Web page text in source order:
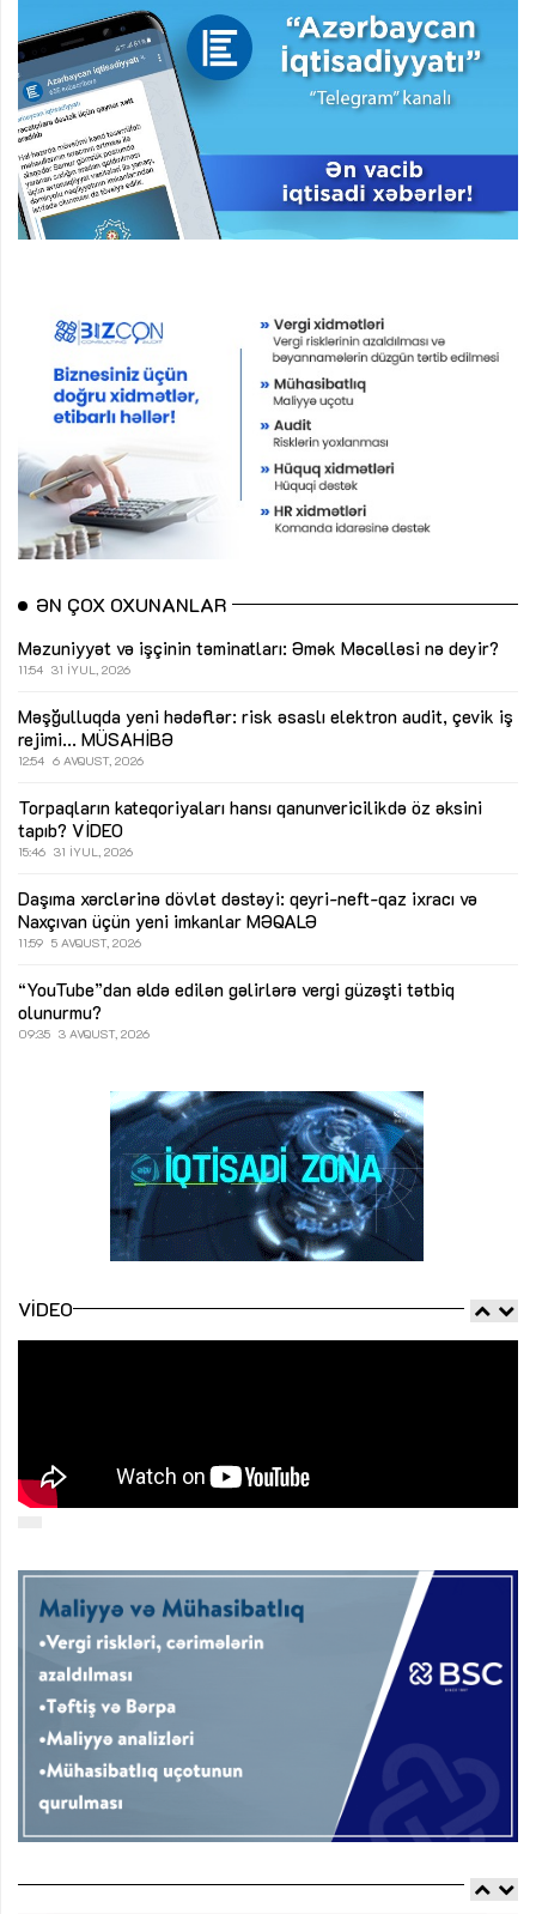
ƏN ÇOX OXUNANLAR
Məzuniyyət və işçinin təminatları: Əmək Məcəlləsi nə deyir?
11:54 31 İYUL, 2026
Məşğulluqda yeni hədəflər: risk əsaslı elektron audit, çevik iş
rejimi... MÜSAHİBƏ
12:54 6 AVQUST, 2026
Torpaqların kateqoriyaları hansı qanunvericilikdə öz əksini
tapıb? VİDEO
15:46 31 İYUL, 2026
Daşıma xərclərinə dövlət dəstəyi: qeyri-neft-qaz ixracı və
Naxçıvan üçün yeni imkanlar MƏQALƏ
11:59 5 AVQUST, 2026
“YouTube”dan əldə edilən gəlirlərə vergi güzəşti tətbiq
olunurmu?
09:35 3 AVQUST, 2026
VIDEO